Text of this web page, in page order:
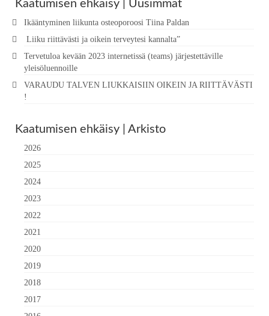
Kaatumisen ehkäisy | Uusimmat
Ikääntyminen liikunta osteoporoosi Tiina Paldan
Liiku riittävästi ja oikein terveytesi kannalta”
Tervetuloa kevään 2023 internetissä (teams) järjestettäville
yleisöluennoille
VARAUDU TALVEN LIUKKAISIIN OIKEIN JA RIITTÄVÄSTI
!
Kaatumisen ehkäisy | Arkisto
2026
2025
2024
2023
2022
2021
2020
2019
2018
2017